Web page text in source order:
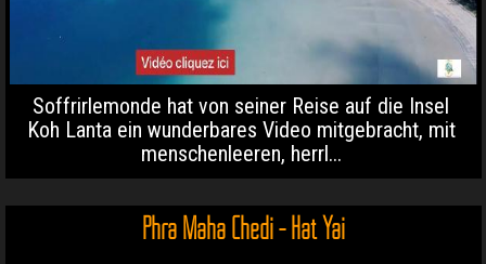
Soffrirlemonde hat von seiner Reise auf die Insel
Koh Lanta ein wunderbares Video mitgebracht, mit
menschenleeren, herrl...
Phra Maha Chedi - Hat Yai